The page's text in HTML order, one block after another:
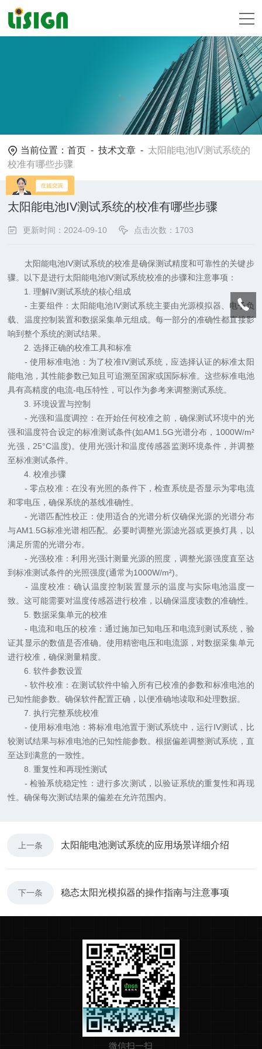
当前位置：首页 -技术文章 - 太阳能电池IV测试系统的
校准有哪些步骤
太阳能电池IV测试系统的校准有哪些步骤
更新时间：2024-09-10 点击次数：1703
太阳能电池IV测试系统的校准是确保测试精度和可靠性的关键步
骤。以下是进行太阳能电池IV测试系统校准的步骤和注意事项：
1. 理解IV测试系统的核心组成
- 主要组件：太阳能电池IV测试系统主要由光源模拟器、电子负
载、温度控制装置和数据采集单元组成。每一部分的准确性都直接影
响到整个系统的测试结果。
2. 选择正确的校准工具和标准
- 使用标准电池：为了校准IV测试系统，应选择认证的标准太阳
能电池，其性能参数已知且可追溯至国家或国际标准。这些标准电池
具有高精度的电流-电压特性，可以作为参考来调整测试系统。
3. 环境设置与控制
- 光强和温度调控：在开始任何校准之前，确保测试环境中的光
强和温度符合设定的标准测试条件(如AM1.5G光谱分布，1000W/m²
光强，25°C温度)。使用光强计和温度传感器监测环境条件，并调整
至标准测试条件。
4. 校准步骤
- 零点校准：在没有光照的条件下，检查系统是否显示为零电流
和零电压，确保系统的基线准确性。
- 光谱匹配性校正：使用适合的光谱分析仪确保光源的光谱分布
与AM1.5G标准光谱相匹配。必要时调整光源滤光器或更换灯具，以
满足所需的光谱分布。
- 光强校准：利用光强计测量光源的照度，调整光源强度直至达
到标准测试条件的光照强度(通常为1000W/m²)。
- 温度校准：确认温度控制装置显示的温度与实际电池温度一
致。这可能需要对温度传感器进行校准，以确保温度读数的准确性。
5. 数据采集单元的校准
- 电流和电压的校准：通过施加已知电压和电流到测试系统，验
证其显示的数值是否准确。使用精密电压和电流源，对数据采集单元
进行校准，确保测量精度。
6. 软件参数设置
- 软件校准：在测试软件中输入所有已校准的参数和标准电池的
已知性能参数。确保软件配置正确，以便准确地读取和处理数据。
7. 执行完整系统校准
- 使用标准电池：将标准电池置于测试系统中，运行IV测试，比
较测试结果与标准电池的已知性能参数。根据偏差调整测试系统，直
至达到满意的一致性。
8. 重复性和再现性测试
- 检验系统稳定性：进行多次测试，以验证系统的重复性和再现
性。确保每次测试结果的偏差在允许范围内。
上一条 太阳能电池测试系统的应用场景详细介绍
下一条 稳态太阳光模拟器的操作指南与注意事项
微信扫一扫